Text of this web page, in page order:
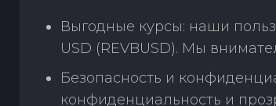
Выгодные курсы: наши
USD (REVBUSD). Мы
Безопасность и
конфиденциальность и